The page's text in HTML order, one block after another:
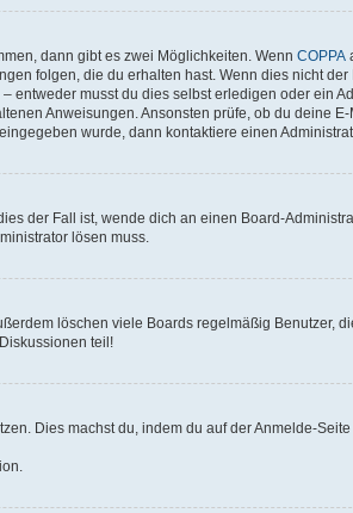
dann gibt es zwei Möglichkeiten. Wenn COPPA
folgen, die du erhalten hast. Wenn dies nicht
musst du dies selbst erledigen oder ein
Anweisungen. Ansonsten prüfe, ob du deine
wurde, dann kontaktiere einen
der Fall ist, wende dich an einen Board-
lösen muss.
löschen viele Boards regelmäßig Benutzer,
teil!
Dies machst du, indem du auf der Anmelde-